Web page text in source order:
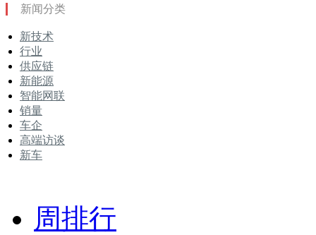
新闻分类
新技术
行业
供应链
新能源
智能网联
销量
车企
高端访谈
新车
周排行